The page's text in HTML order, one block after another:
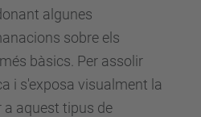
algunes
sobre els
bàsics. Per assolir
i s'exposa visualment la
a aquest tipus de